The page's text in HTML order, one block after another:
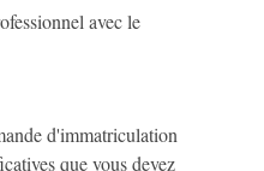
avec le
d'immatriculation
que vous devez